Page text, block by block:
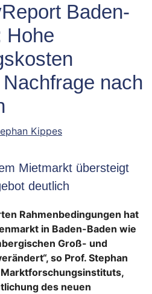
Baden-
Hohe
nach
Kippes
Mietmarkt übersteigt
deutlich
Rahmenbedingungen hat
in Baden-Baden wie
Groß- und
so Prof. Stephan
des neuen